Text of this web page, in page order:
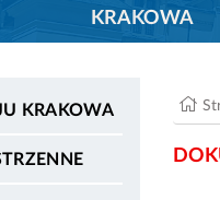
KRAKOWA
KRAKOWA